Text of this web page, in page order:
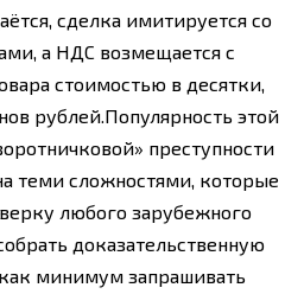
сделка имитируется со
а НДС возмещается с
стоимостью в десятки,
рублей.Популярность этой
преступности
теми сложностями, которые
любого зарубежного
доказательственную
минимум запрашивать